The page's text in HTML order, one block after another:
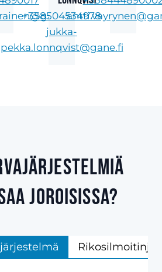
+358504534978
jukka-
pekka.lonnqvist@gane.fi
Joroisissa?